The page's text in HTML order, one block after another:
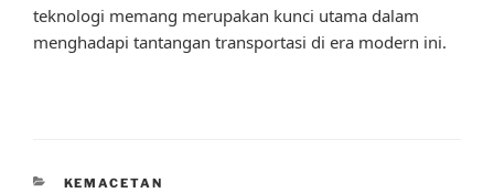
teknologi memang merupakan kunci utama dalam
menghadapi tantangan transportasi di era modern ini.
CATEGORIES
KEMACETAN